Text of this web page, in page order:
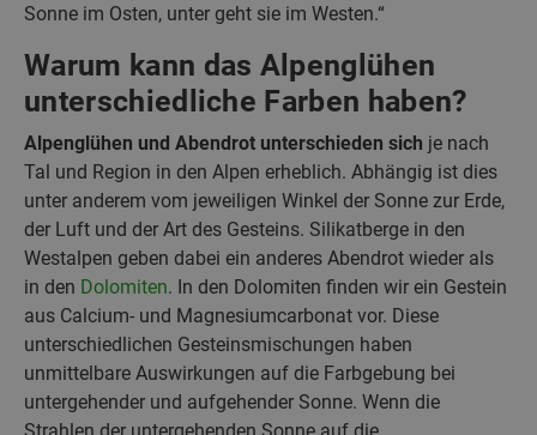
Sonne im Osten, unter geht sie im Westen.“
Warum kann das Alpenglühen
unterschiedliche Farben haben?
Alpenglühen und Abendrot unterschieden sich je nach
Tal und Region in den Alpen erheblich. Abhängig ist dies
unter anderem vom jeweiligen Winkel der Sonne zur Erde,
der Luft und der Art des Gesteins. Silikatberge in den
Westalpen geben dabei ein anderes Abendrot wieder als
in den Dolomiten. In den Dolomiten finden wir ein Gestein
aus Calcium- und Magnesiumcarbonat vor. Diese
unterschiedlichen Gesteinsmischungen haben
unmittelbare Auswirkungen auf die Farbgebung bei
untergehender und aufgehender Sonne. Wenn die
Strahlen der untergehenden Sonne auf die